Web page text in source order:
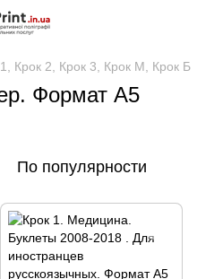
Крок 2, Крок 3, Крок М, Крок Б
Формат А5
По популярности